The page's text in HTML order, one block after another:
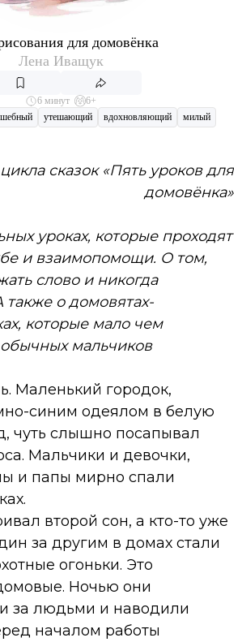
для домовёнка
Лена Иващук
6 минут
6+
утешающий вдохновляющий милый
сказок «Пять уроков для
домовёнка»
уроках, которые проходят
и взаимопомощи. О том,
слово и никогда
также о домовятах-
которые мало чем
мальчиков
Маленький городок,
синим одеялом в белую
чуть слышно посапывал
Мальчики и девочки,
и папы мирно спали
второй сон, а кто-то уже
за другим в домах стали
огоньки. Это
Ночью они
за людьми и наводили
началом работы